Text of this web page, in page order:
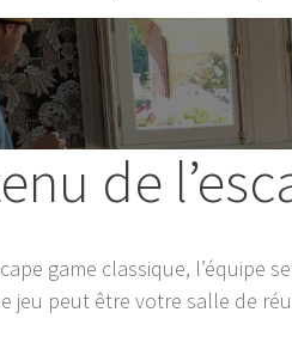
de
game classique, l’équipe
jeu peut être votre salle de